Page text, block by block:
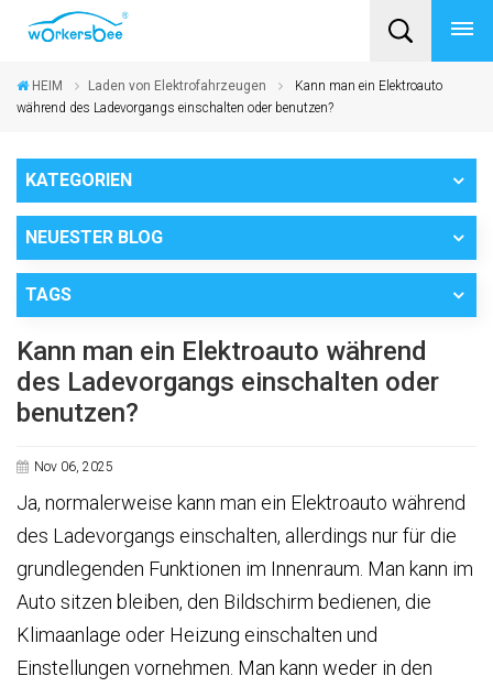
HEIM Laden von Elektrofahrzeugen
Kann man ein Elektroauto
während des Ladevorgangs einschalten oder benutzen?
KATEGORIEN
NEUESTER BLOG
TAGS
Kann man ein Elektroauto während
des Ladevorgangs einschalten oder
benutzen?
Nov 06, 2025
Ja, normalerweise kann man ein Elektroauto während
des Ladevorgangs einschalten, allerdings nur für die
grundlegenden Funktionen im Innenraum. Man kann im
Auto sitzen bleiben, den Bildschirm bedienen, die
Klimaanlage oder Heizung einschalten und
Einstellungen vornehmen. Man kann weder in den